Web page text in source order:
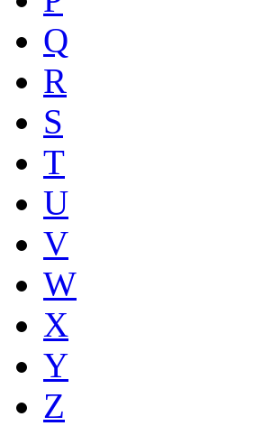
Q
R
S
T
U
V
W
X
Y
Z